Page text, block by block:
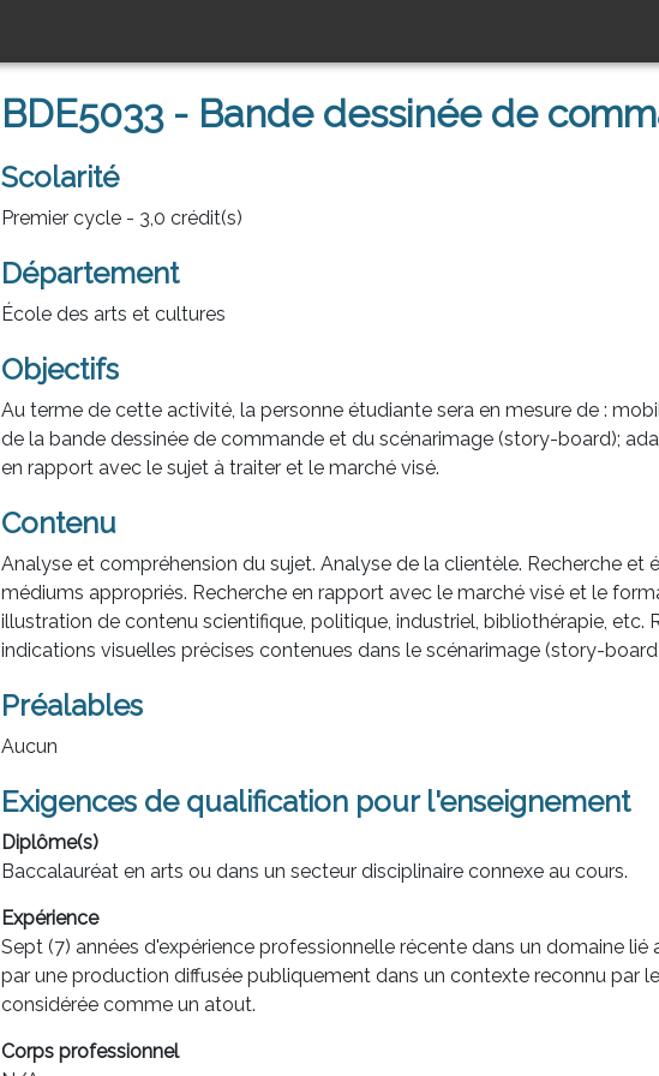
BDE5033 - Bande dessinée de
Scolarité
Premier cycle - 3,0 crédit(s)
Département
École des arts et cultures
Objectifs
Au terme de cette activité, la personne étudiante sera en mesure de :
de la bande dessinée de commande et du scénarimage (story-board);
en rapport avec le sujet à traiter et le marché visé.
Contenu
Analyse et compréhension du sujet. Analyse de la clientèle. Recherche
médiums appropriés. Recherche en rapport avec le marché visé et le
illustration de contenu scientifique, politique, industriel, bibliothérapie,
indications visuelles précises contenues dans le scénarimage (story-
Préalables
Aucun
Exigences de qualification pour l'enseignement
Diplôme(s)
Baccalauréat en arts ou dans un secteur disciplinaire connexe au cours.
Expérience
Sept (7) années d'expérience professionnelle récente dans un domaine
par une production diffusée publiquement dans un contexte reconnu par
considérée comme un atout.
Corps professionnel